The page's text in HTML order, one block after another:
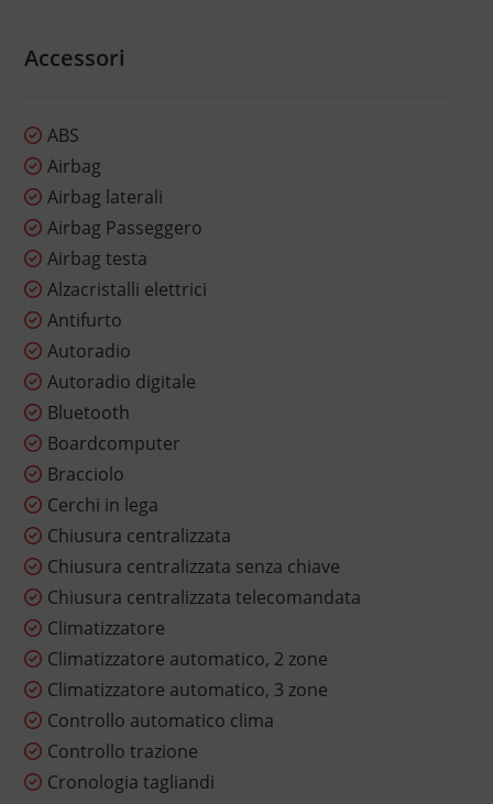
Accessori
ABS
Airbag
Airbag laterali
Airbag Passeggero
Airbag testa
Alzacristalli elettrici
Antifurto
Autoradio
Autoradio digitale
Bluetooth
Boardcomputer
Bracciolo
Cerchi in lega
Chiusura centralizzata
Chiusura centralizzata senza chiave
Chiusura centralizzata telecomandata
Climatizzatore
Climatizzatore automatico, 2 zone
Climatizzatore automatico, 3 zone
Controllo automatico clima
Controllo trazione
Cronologia tagliandi